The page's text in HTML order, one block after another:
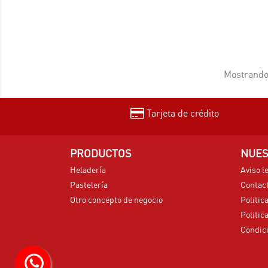
Tarjeta de crédito
PRODUCTOS
Heladería
Pastelería
Otro concepto de negocio
Aviso